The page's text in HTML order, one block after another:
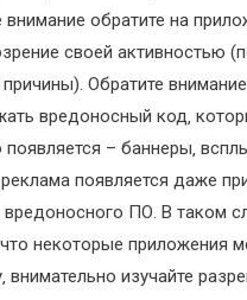
обратите на
своей активностью
Обратите
вредоносный код‚
– баннеры‚
появляется даже
ПО. В таком
некоторые приложения
изучайте